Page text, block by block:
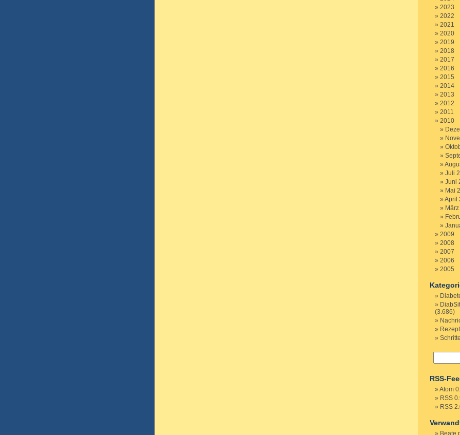
2023
2022
2021
2020
2019
2018
2017
2016
2015
2014
2013
2012
2011
2010
Juli
Juni
Mai
April
2009
2008
2007
2006
2005
(3.686)
RSS-
Atom
RSS
RSS
Beate